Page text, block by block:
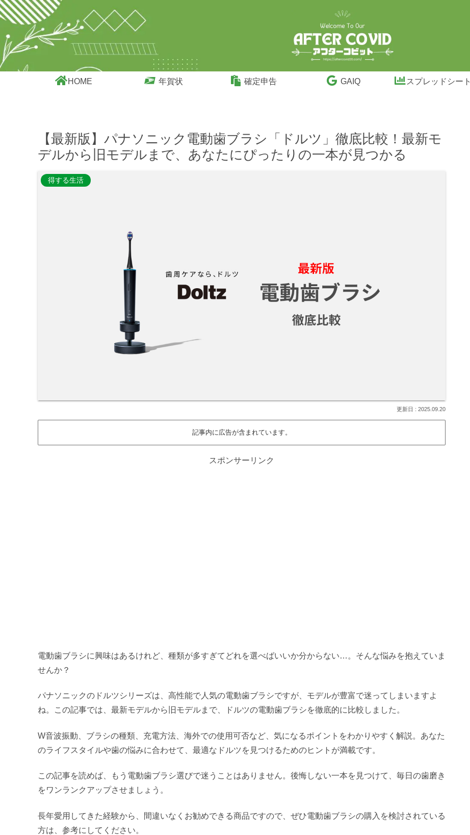
HOME 年賀状 確定申告 GAIQ スプレッドシート
【最新版】パナソニック電動歯ブラシ「ドルツ」徹底比較！最新モ
デルから旧モデルまで、あなたにぴったりの一本が見つかる
得する生活
2025.09.20
記事内に広告が含まれています。
スポンサーリンク
電動歯ブラシに興味はあるけれど、種類が多すぎてどれを選べばいいか分からない…。そんな悩みを抱えていま
せんか？
パナソニックのドルツシリーズは、高性能で人気の電動歯ブラシですが、モデルが豊富で迷ってしまいますよ
ね。この記事では、最新モデルから旧モデルまで、ドルツの電動歯ブラシを徹底的に比較しました。
W音波振動、ブラシの種類、充電方法、海外での使用可否など、気になるポイントをわかりやすく解説。あなた
のライフスタイルや歯の悩みに合わせて、最適なドルツを見つけるためのヒントが満載です。
この記事を読めば、もう電動歯ブラシ選びで迷うことはありません。後悔しない一本を見つけて、毎日の歯磨き
をワンランクアップさせましょう。
長年愛用してきた経験から、間違いなくお勧めできる商品ですので、ぜひ電動歯ブラシの購入を検討されている
方は、参考にしてください。